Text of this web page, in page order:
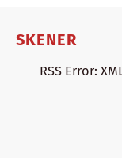
SKENER
RSS Error: